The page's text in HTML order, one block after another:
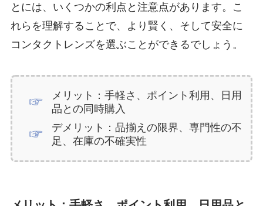
とには、いくつかの利点と注意点があります。こ
れらを理解することで、より賢く、そして安全に
コンタクトレンズを選ぶことができるでしょう。
メリット：手軽さ、ポイント利用、日用
品との同時購入
デメリット：品揃えの限界、専門性の不
足、在庫の不確実性